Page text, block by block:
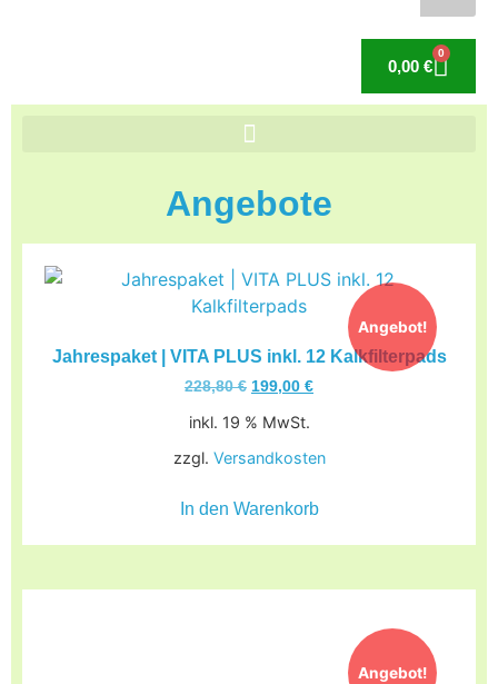
0,00 €
0
Angebote
Angebot!
Jahrespaket | VITA PLUS inkl. 12 Kalkfilterpads
228,80€ 199,00 €
inkl. 19 % MwSt.
zzgl. Versandkosten
In den Warenkorb
Angebot!